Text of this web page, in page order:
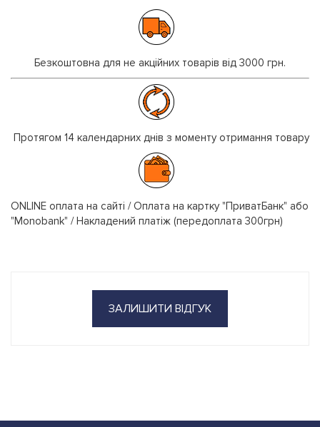
Безкоштовна для не акційних товарів від 3000 грн.
Протягом 14 календарних днів з моменту отримання товару
ONLINE оплата на сайті / Оплата на картку "ПриватБанк" або
"Monobank" / Накладений платіж (передоплата 300грн)
ЗАЛИШИТИ ВІДГУК